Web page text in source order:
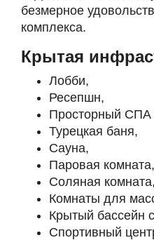
безмерное
комплекса.
Крытая
Лобби,
Ресепшн,
Просторный СПА
Турецкая баня,
Сауна,
Паровая комната,
Соляная комната,
Комнаты для
Крытый бассейн
Спортивный